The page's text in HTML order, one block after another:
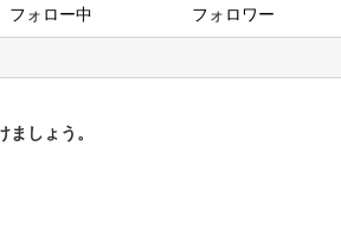
フォロー中 フォロワー
しょう。